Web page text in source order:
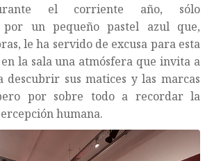
el corriente año, sólo
por un pequeño pastel azul que,
le ha servido de excusa para esta
la sala una atmósfera que invita a
descubrir sus matices y las marcas
por sobre todo a recordar la
humana.